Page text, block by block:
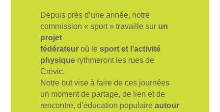
Depuis près d’une année, notre
commission « sport » travaille sur un
projet
fédérateur où le sport et l’activité
physique rythmeront les rues de
Crévic.
Notre but vise à faire de ces journées
un moment de partage, de lien et de
rencontre, d’éducation populaireautour